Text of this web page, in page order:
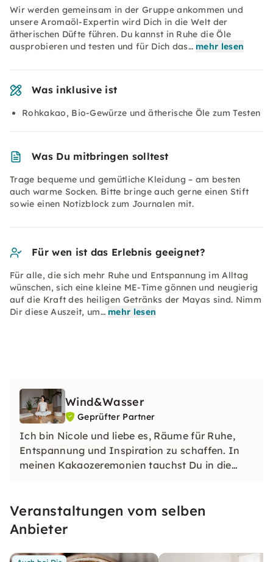
Wir werden gemeinsam in der Gruppe ankommen und
unsere Aromaöl-Expertin wird Dich in die Welt der
ätherischen Düfte führen. Du kannst in Ruhe die Öle
ausprobieren und testen und für Dich das… mehr lesen
Was inklusive ist
Rohkakao, Bio-Gewürze und ätherische Öle zum Testen
Was Du mitbringen solltest
Trage bequeme und gemütliche Kleidung – am besten
auch warme Socken. Bitte bringe auch gerne einen Stift
sowie einen Notizblock zum Journalen mit.
Für wen ist das Erlebnis geeignet?
Für alle, die sich mehr Ruhe und Entspannung im Alltag
wünschen, sich eine kleine ME-Time gönnen und neugierig
auf die Kraft des heiligen Getränks der Mayas sind. Nimm
Dir diese Auszeit, um… mehr lesen
Wind&Wasser
Geprüfter Partner
Ich bin Nicole und liebe es, Räume für Ruhe,
Entspannung und Inspiration zu schaffen. In
meinen Kakaozeremonien tauchst Du in die
Veranstaltungen vom selben
Anbieter